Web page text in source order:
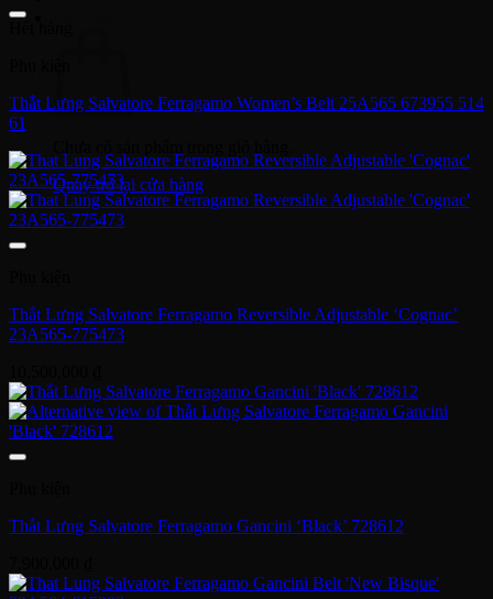
Quay trở lại cửa hàng
Thắt Lưng Salvatore Ferragamo Women’s Belt 25A565 673955 514
61
Thắt Lưng Salvatore Ferragamo Reversible Adjustable ‘Cognac’
23A565-775473
Thắt Lưng Salvatore Ferragamo Gancini ‘Black’ 728612